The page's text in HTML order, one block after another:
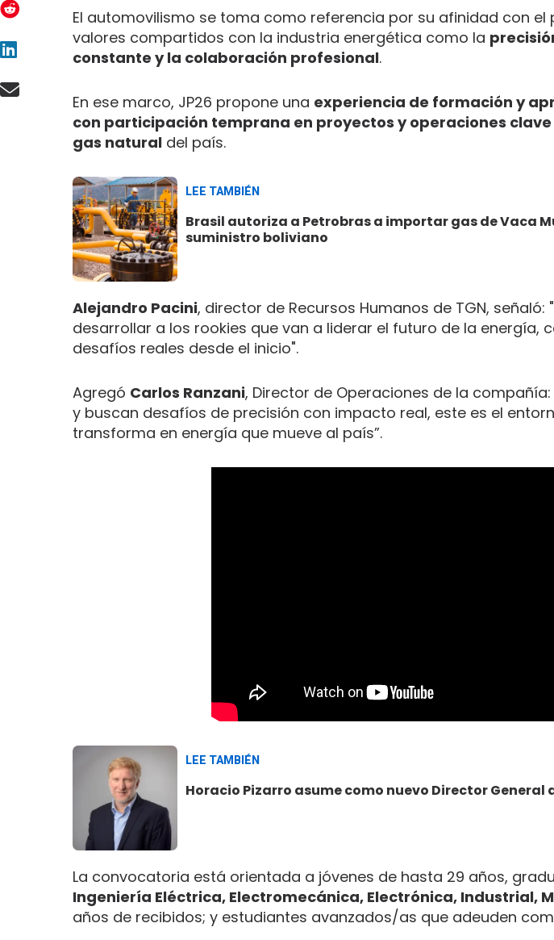
El automovilismo se toma como referencia por su afinidad con el
valores compartidos con la industria energética como la
constante y la colaboración profesional.
En ese marco, JP26 propone una experiencia de formación y
con participación temprana en proyectos y operaciones
gas natural del país.
LEE TAMBIÉN
Brasil autoriza a Petrobras a importar gas de Vaca
suministro boliviano
Alejandro Pacini, director de Recursos Humanos de TGN,
desarrollar a los rookies que van a liderar el futuro de la
desafíos reales desde el inicio".
Agregó Carlos Ranzani, Director de Operaciones de la
y buscan desafíos de precisión con impacto real, este es el
transforma en energía que mueve al país”.
LEE TAMBIÉN
Horacio Pizarro asume como nuevo Director General
La convocatoria está orientada a jóvenes de hasta 29 años,
Ingeniería Eléctrica, Electromecánica, Electrónica, Industrial,
años de recibidos; y estudiantes avanzados/as que adeuden